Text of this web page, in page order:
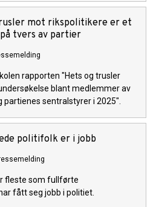
mot rikspolitikere er et
tvers av partier
rapporten "Hets og trusler
blant medlemmer av
sentralstyrer i 2025".
politifolk er i jobb
fleste som fullførte
fått seg jobb i politiet.